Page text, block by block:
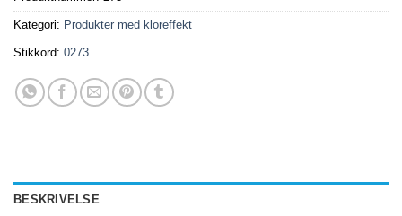
Kategori: Produkter med kloreffekt
Stikkord: 0273
BESKRIVELSE